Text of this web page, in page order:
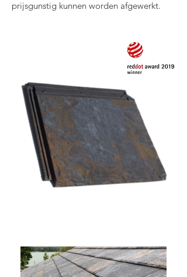
prijsgunstig kunnen worden afgewerkt.